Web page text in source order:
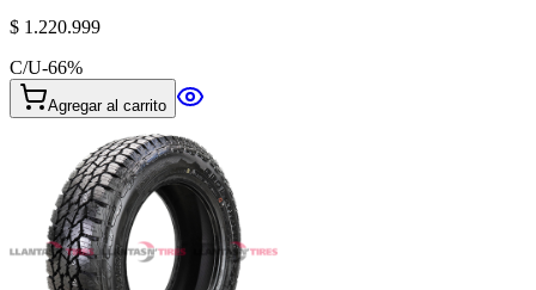
$ 1.220.999
C/U-66%
Agregar al carrito